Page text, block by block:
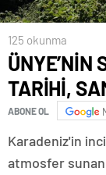
125 okunma
ÜNYE’NİN
TARİHİ,
ABONE OL
Karadeniz'in
atmosfer sunan